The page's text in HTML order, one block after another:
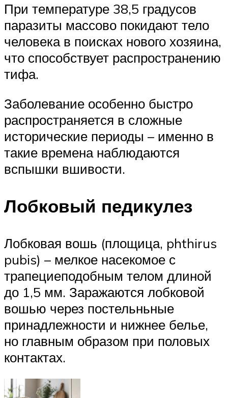
При температуре 38,5 градусов
паразиты массово покидают тело
человека в поисках нового хозяина,
что способствует распространению
тифа.
Заболевание особенно быстро
распространяется в сложные
исторические периоды – именно в
такие времена наблюдаются
вспышки вшивости.
Лобковый педикулез
Лобковая вошь (площица, phthirus
pubis) – мелкое насекомое с
трапециеподобным телом длиной
до 1,5 мм. Заражаются лобковой
вошью через постельньные
принадлежности и нижнее белье,
но главным образом при половых
контактах.